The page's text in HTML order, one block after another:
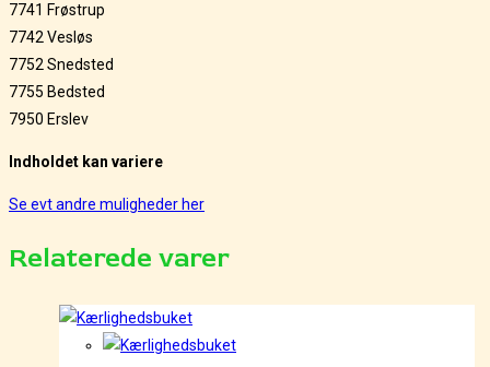
7741 Frøstrup
7742 Vesløs
7752 Snedsted
7755 Bedsted
7950 Erslev
Indholdet kan variere
Se evt andre muligheder her
Relaterede varer